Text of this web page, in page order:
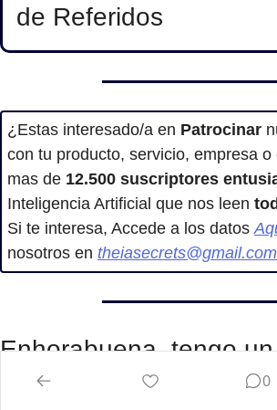
de Referidos
¿Estas interesado/a en Patrocinar
con tu producto, servicio, empresa
mas de 12.500 suscriptores
Inteligencia Artificial que nos leen
Si te interesa, Accede a los datos
nosotros en theiasecrets@gmail.com
Enhorabuena, tengo
para ti
0